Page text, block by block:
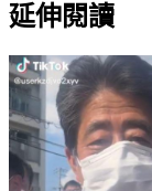
延伸閱讀